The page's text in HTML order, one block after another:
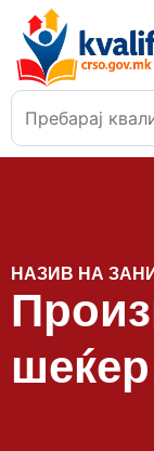
НАЗИВ НА
шеќер